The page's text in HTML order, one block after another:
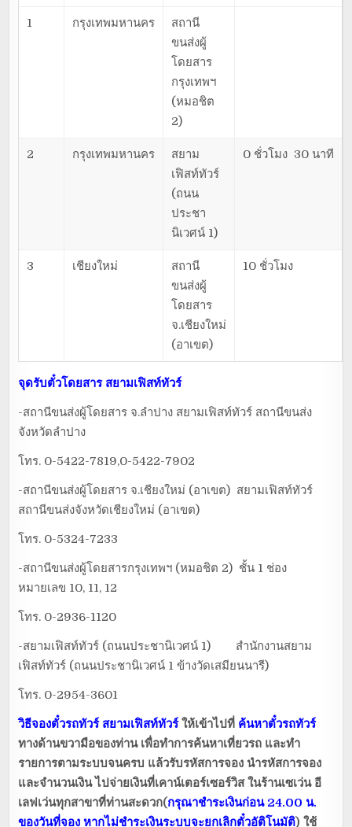
1 กรุงเทพมหานคร
สถานี
ขนส่งผู้
โดยสาร
กรุงเทพฯ
(หมอชิต
2)
2 กรุงเทพมหานคร
สยาม
เฟิสท์ทัวร์
(ถนน
ประชา
นิเวศน์ 1)
0 ชั่วโมง 30 นาที
3 เชียงใหม่
สถานี
ขนส่งผู้
โดยสาร
จ.เชียงใหม่
(อาเขต)
10 ชั่วโมง
จุดรับตั๋วโดยสาร สยามเฟิสท์ทัวร์
-สถานีขนส่งผู้โดยสาร จ.ลำปาง สยามเฟิสท์ทัวร์ สถานีขนส่ง
จังหวัดลำปาง
โทร. 0-5422-7819,0-5422-7902
-สถานีขนส่งผู้โดยสาร จ.เชียงใหม่ (อาเขต) สยามเฟิสท์ทัวร์
สถานีขนส่งจังหวัดเชียงใหม่ (อาเขต)
โทร. 0-5324-7233
-สถานีขนส่งผู้โดยสารกรุงเทพฯ (หมอชิต 2) ชั้น 1 ช่อง
หมายเลข 10, 11, 12
โทร. 0-2936-1120
-สยามเฟิสท์ทัวร์ (ถนนประชานิเวศน์ 1) สำนักงานสยาม
เฟิสท์ทัวร์ (ถนนประชานิเวศน์ 1 ข้างวัดเสมียนนารี)
โทร. 0-2954-3601
วิธีจองตั๋วรถทัวร์ สยามเฟิสท์ทัวร์ ให้เข้าไปที่ ค้นหาตั๋วรถทัวร์
ทางด้านขวามือของท่าน เพื่อทำการค้นหาเที่ยวรถ และทำ
รายการตามระบบจนครบ แล้วรับรหัสการจอง นำรหัสการจอง
และจำนวนเงิน ไปจ่ายเงินที่เคาน์เตอร์เซอร์วิส ในร้านเซเว่น อี
เลฟเว่นทุกสาขาที่ท่านสะดวก(กรุณาชำระเงินก่อน 24.00 น.
ของวันที่จอง หากไม่ชำระเงินระบบจะยกเลิกตั๋วอัติโนมัติ) ใช้